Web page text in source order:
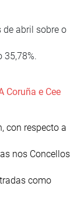
abril sobre o
Coruña e Cee
con respecto a
nos Concellos
como